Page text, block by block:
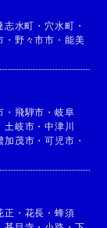
志水町 ・ 穴水町 ・
・ 野々市市 ・ 能美
・ 飛騨市 ・ 岐阜
土岐市 ・中津川
加茂市 ・可児市 ・
正 ・ 花長 ・ 蜂須